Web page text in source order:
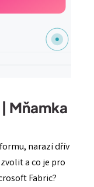
Mňamka
narazí dřív
a co je pro
Fabric?